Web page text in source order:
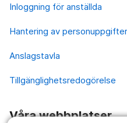
Inloggning för anställda
Hantering av personuppgifter
Anslagstavla
Tillgänglighetsredogörelse
Våra webbplatser